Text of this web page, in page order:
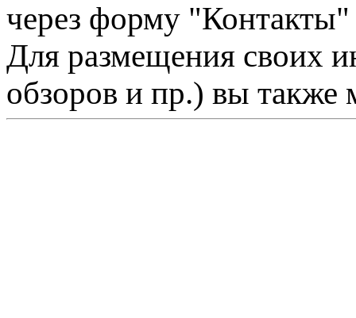
через форму "Контакты"
Для размещения своих
обзоров и пр.) вы также